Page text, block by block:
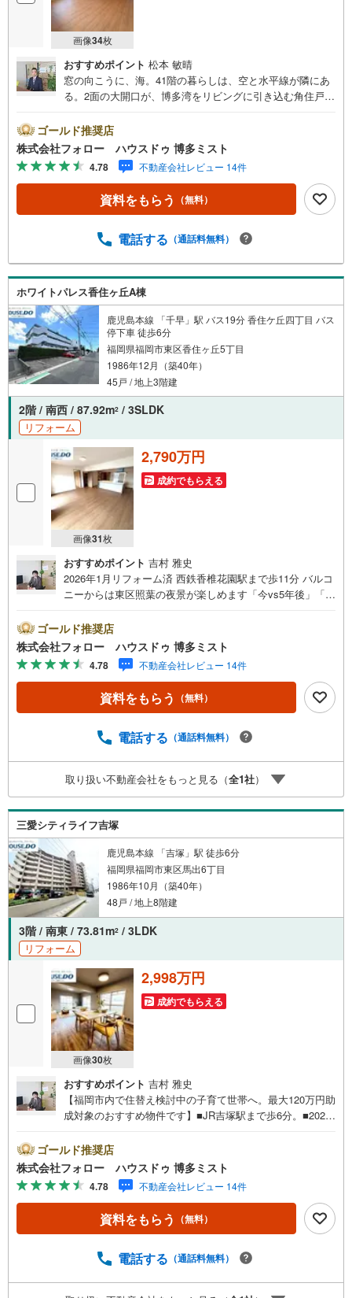
画像34枚
おすすめポイント 松本 敏晴
窓の向こうに、海。41階の暮らしは、空と水平線が隣にあ
る。2面の大開口が、博多湾をリビングに引き込む角住戸。
がある場所。アイランドシティのランドマーク、センター
マークスタワーの41階。コーナー2面に設けられた大開口窓
からは、博多湾・志賀島・対岸の山並みが視界いっぱいに
広がります。晴れた朝は水平線まで、夕暮れどきは空が橙
に染まる？？毎日、違う景色を眺められるお住まい。間接
照明が静かに灯るホテルライクなリビングは、ゆとりある3
夕食の時間にはダイニングに自然と集まる。そんな暮らし
ンドシティの中心に立ち、天神・博多へは始発バスでスム
ーズにアクセス。生活利便施設も徒歩圏内に揃います。暮
らしやすさと非日常が、41階でひとつになる。
ゴールド推奨店
株式会社フォロー ハウスドゥ 博多ミスト
4.78 不動産会社レビュー 14件
資料をもらう （無料）
電話する （通話料無料）
ホワイトパレス香住ヶ丘A棟
鹿児島本線 「千早」駅 バス19分 香住ケ丘四丁目 バス
停下車 徒歩6分
福岡県福岡市東区香住ヶ丘5丁目
1986年12月（築40年）
45戸 / 地上3階建
2階 / 南西 / 87.92m2 / 3SLDK
リフォーム
画像31枚
2,790万円
成約でもらえる
おすすめポイント 吉村 雅史
2026年1月リフォーム済 西鉄香椎花園駅まで歩11分 バルコ
ニーからは東区照葉の夜景が楽しめます「今vs5年後」「賃
る上で必ず出てくる疑問、不安をぶつけてください。答え
はお客様の家族構成やご年齢、ライフプランによって全く
変わってきます。ネット検索も便利ですが、1回のご相談で
お悩みが解決できるかもしれません。その答えが「購入し
ない」となっても、お客様、ご家族様のベストであれば、
それに越したことはありません。まずはお問い合わせくだ
間はお電話が繋がりやすくなっております。ぜひお気軽に
けますとスムーズにご案内が可能です。
ゴールド推奨店
株式会社フォロー ハウスドゥ 博多ミスト
4.78 不動産会社レビュー 14件
資料をもらう （無料）
電話する （通話料無料）
取り扱い不動産会社をもっと見る（全1社）
三愛シティライフ吉塚
鹿児島本線 「吉塚」駅 徒歩6分
福岡県福岡市東区馬出6丁目
1986年10月（築40年）
48戸 / 地上8階建
3階 / 南東 / 73.81m2 / 3LDK
リフォーム
画像30枚
2,998万円
成約でもらえる
おすすめポイント 吉村 雅史
【福岡市内で住替え検討中の子育て世帯へ。最大120万円助
成対象のおすすめ物件です】■JR吉塚駅まで歩6分。■2025
ルコニー「今vs5年後」「賃貸vs購入」「戸建vsマンショ
ン」など、お住まい選びをする上で必ず出てくる疑問、不
安をぶつけてください。答えはお客様の家族構成やご年
齢、ライフプランによって全く変わってきます。ネット検
索も便利ですが、1回のご相談でお悩みが解決できるかもし
れません。その答えが「購入しない」となっても、お客
ません。まずはお問い合わせください。【営業時間 10:00-1
ゴールド推奨店
株式会社フォロー ハウスドゥ 博多ミスト
4.78 不動産会社レビュー 14件
資料をもらう （無料）
電話する （通話料無料）